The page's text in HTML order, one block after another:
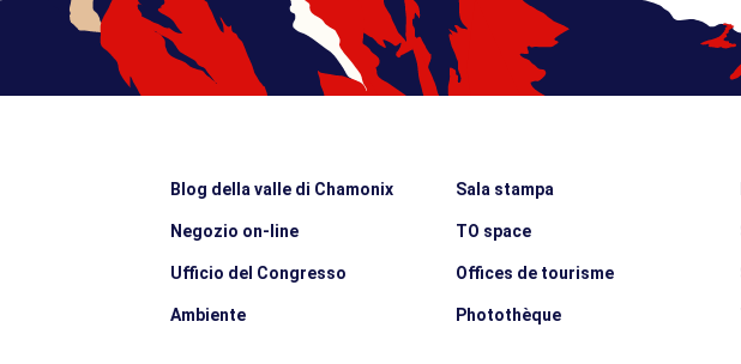
Blog della valle di Chamonix
Negozio on-line
Ufficio del Congresso
Ambiente
Sala stampa
TO space
Offices de tourisme
Photothèque